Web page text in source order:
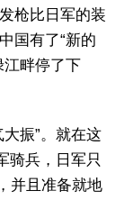
枪比日军的装
国有了“新的
江畔停了下
振”。就在这
骑兵，日军只
并且准备就地